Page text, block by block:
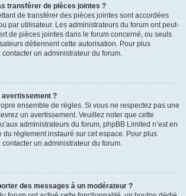
transférer de pièces jointes ?
de transférer des pièces jointes sont accordées
par utilisateur. Les administrateurs du forum ont peut-
de pièces jointes dans le forum concerné, ou seuls
détiennent cette autorisation. Pour plus
contacter un administrateur du forum.
avertissement ?
ensemble de règles. Si vous ne respectez pas une
un avertissement. Veuillez noter que cette
administrateurs du forum, phpBB Limited n’est en
du règlement instauré sur cet espace. Pour plus
contacter un administrateur du forum.
des messages à un modérateur ?